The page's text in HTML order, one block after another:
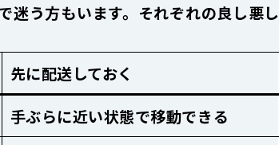
迷う方もいます。それぞれの良し悪し
先に配送しておく
手ぶらに近い状態で移動できる